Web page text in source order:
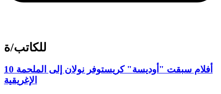
للكاتب/ة
10 أفلام سبقت "أوديسة" كريستوفر نولان إلى الملحمة
الإغريقية